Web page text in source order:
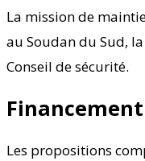
La mission de
au Soudan du Sud,
Conseil de sécurité.
Les propositions